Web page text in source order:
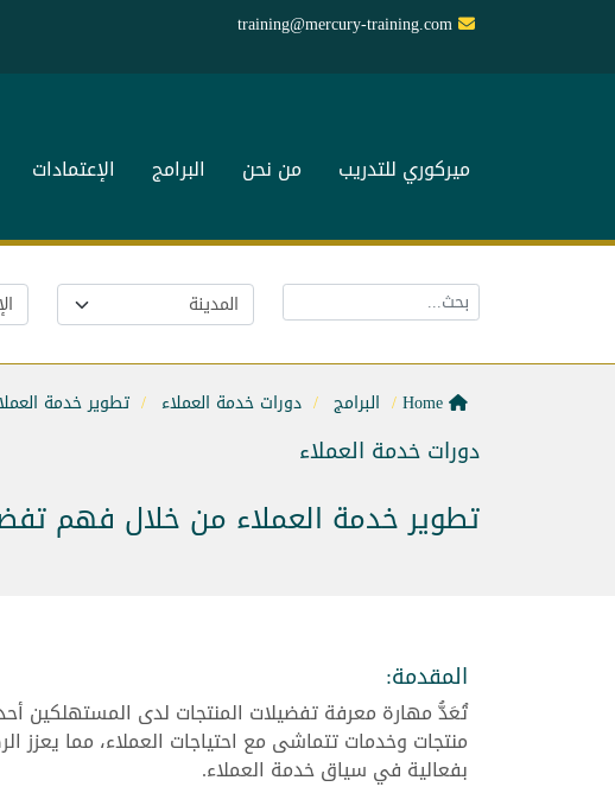
training@mercury-training.com
ميركوري للتدريب من نحن البرامج الإعتمادات
البرامج دورات خدمة العملاء تطوير خدمة
دورات خدمة العملاء
تطوير خدمة العملاء من خلال فهم
المقدمة:
تُعَدُّ مهارة معرفة تفضيلات المنتجات لدى المستهلكين
منتجات وخدمات تتماشى مع احتياجات العملاء، مما يعزز
بفعالية في سياق خدمة العملاء.